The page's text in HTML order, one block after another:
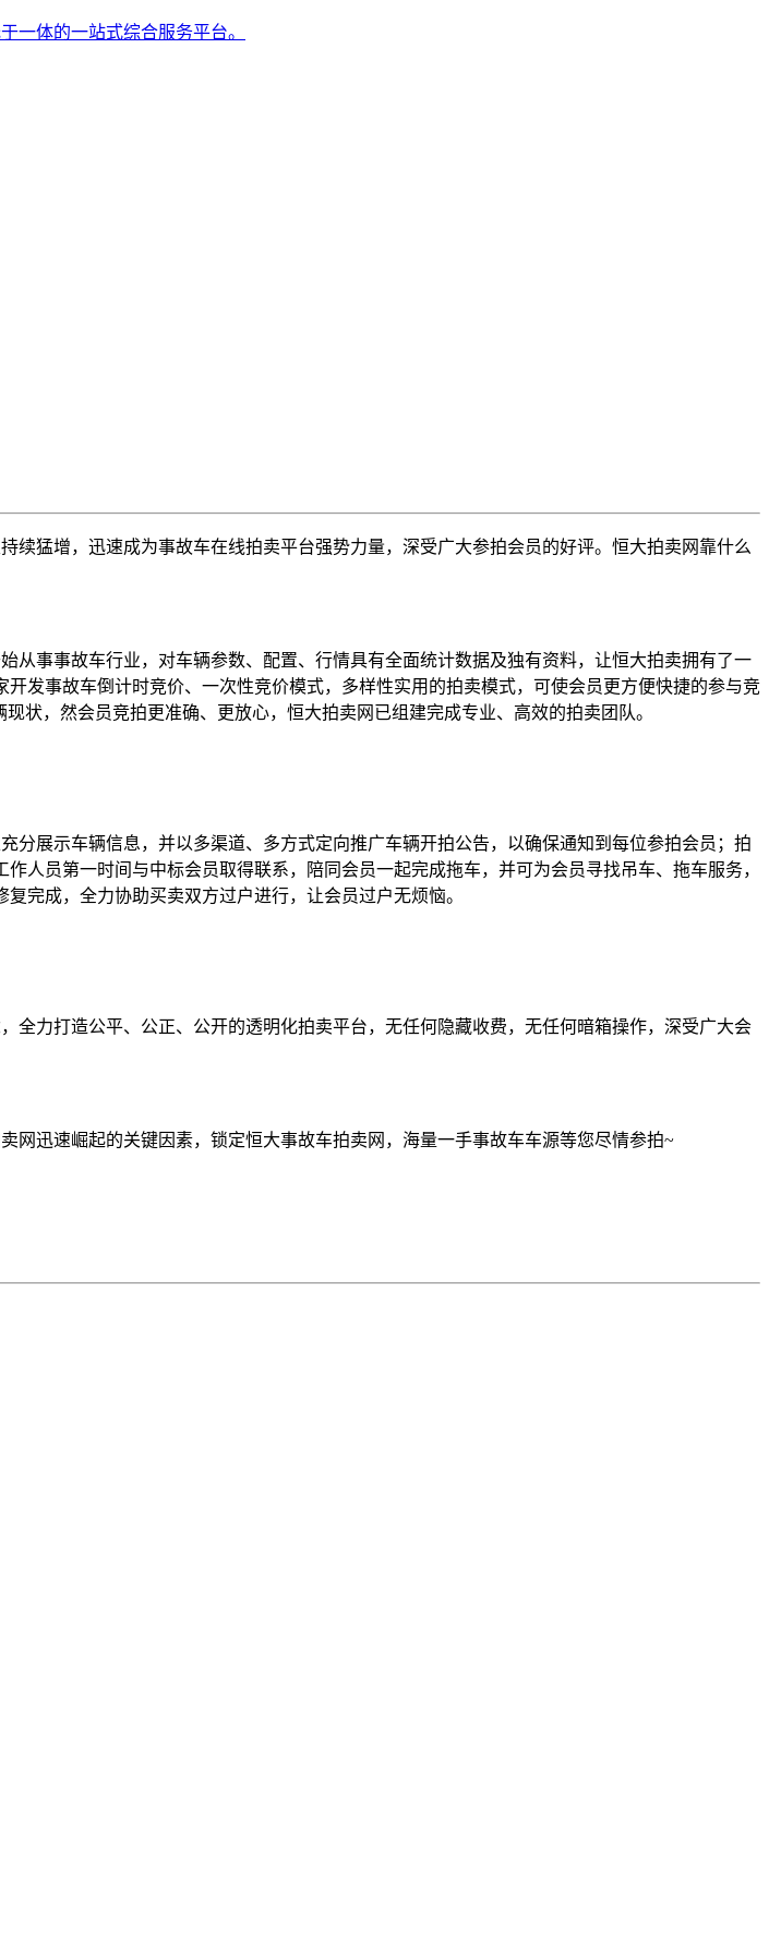
一体的一站式综合服务平台。
猛增，迅速成为事故车在线拍卖平台强势力量，深受广大参拍会员的好评。恒大拍卖网靠什么
事事故车行业，对车辆参数、配置、行情具有全面统计数据及独有资料，让恒大拍卖拥有了一
发事故车倒计时竞价、一次性竞价模式，多样性实用的拍卖模式，可使会员更方便快捷的参与竞
状，然会员竞拍更准确、更放心，恒大拍卖网已组建完成专业、高效的拍卖团队。
展示车辆信息，并以多渠道、多方式定向推广车辆开拍公告，以确保通知到每位参拍会员；拍
人员第一时间与中标会员取得联系，陪同会员一起完成拖车，并可为会员寻找吊车、拖车服务，
完成，全力协助买卖双方过户进行，让会员过户无烦恼。
力打造公平、公正、公开的透明化拍卖平台，无任何隐藏收费，无任何暗箱操作，深受广大会
迅速崛起的关键因素，锁定恒大事故车拍卖网，海量一手事故车车源等您尽情参拍~